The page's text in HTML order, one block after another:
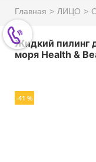
Главная ЛИЦО
Жидкий пилинг
моря Health &
-41 %